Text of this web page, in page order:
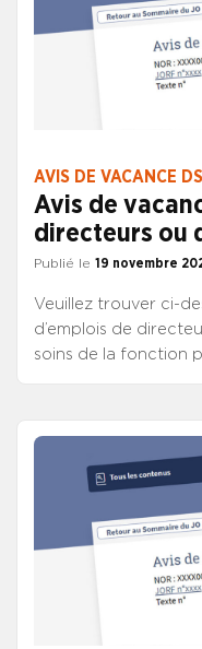
AVIS DE VACANCE DS
Avis de
directeurs ou
Publié le 19 novembre
Veuillez trouver ci-
d’emplois de
soins de la fonction